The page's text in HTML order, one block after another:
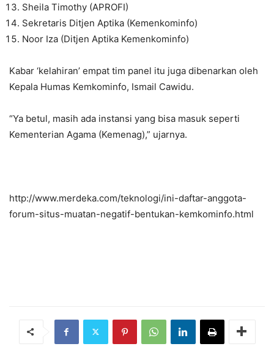
Sheila Timothy (APROFI)
Sekretaris Ditjen Aptika (Kemenkominfo)
Noor Iza (Ditjen Aptika Kemenkominfo)
Kabar ‘kelahiran’ empat tim panel itu juga dibenarkan oleh
Kepala Humas Kemkominfo, Ismail Cawidu.
“Ya betul, masih ada instansi yang bisa masuk seperti
Kementerian Agama (Kemenag),” ujarnya.
http://www.merdeka.com/teknologi/ini-daftar-anggota-
forum-situs-muatan-negatif-bentukan-kemkominfo.html